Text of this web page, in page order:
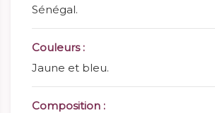
Sénégal.
Couleurs :
Jaune et bleu.
Composition :